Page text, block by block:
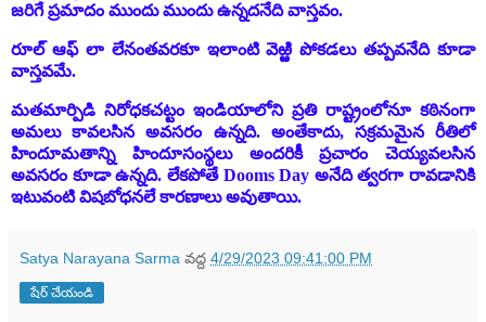
జరిగే ప్రమాదం ముందు ముందు ఉన్నదనేది వాస్తవం.
రూల్ ఆఫ్ లా లేనంతవరకూ ఇలాంటి వెఱ్ఱి పోకడలు తప్పవనేది కూడా
వాస్తవమే.
మతమార్పిడి నిరోధకచట్టం ఇండియాలోని ప్రతి రాష్ట్రంలోనూ కఠినంగా
అమలు కావలసిన అవసరం ఉన్నది. అంతేకాదు, సక్రమమైన రీతిలో
హిందూమతాన్ని హిందూసంస్థలు అందరికీ ప్రచారం చెయ్యవలసిన
అవసరం కూడా ఉన్నది. లేకపోతే Dooms Day అనేది త్వరగా రావడానికి
ఇటువంటి విషబోధనలే కారణాలు అవుతాయి.
Satya Narayana Sarma వద్ద 4/29/2023 09:41:00 PM
షేర్ చేయండి